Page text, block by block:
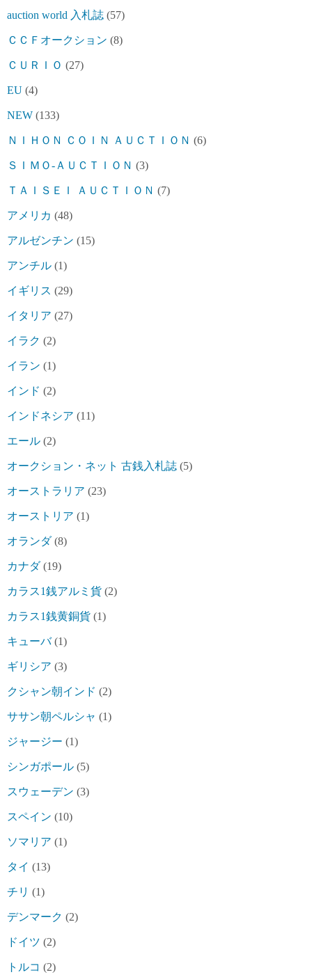
auction world 入札誌 (57)
ＣＣＦオークション (8)
ＣＵＲＩＯ (27)
EU (4)
NEW (133)
ＮＩＨＯＮ ＣＯＩＮ ＡＵＣＴＩＯＮ (6)
ＳＩＭＯ-ＡＵＣＴＩＯＮ (3)
ＴＡＩＳＥＩ ＡＵＣＴＩＯＮ (7)
アメリカ (48)
アルゼンチン (15)
アンチル (1)
イギリス (29)
イタリア (27)
イラク (2)
イラン (1)
インド (2)
インドネシア (11)
エール (2)
オークション・ネット 古銭入札誌 (5)
オーストラリア (23)
オーストリア (1)
オランダ(8)
カナダ(19)
カラス1銭アルミ貨 (2)
カラス1銭黄銅貨 (1)
キューバ(1)
ギリシア (3)
クシャン朝インド (2)
ササン朝ペルシャ (1)
ジャージー (1)
シンガポール (5)
スウェーデン (3)
スペイン (10)
ソマリア (1)
タイ (13)
チリ (1)
デンマーク (2)
ドイツ (2)
トルコ (2)